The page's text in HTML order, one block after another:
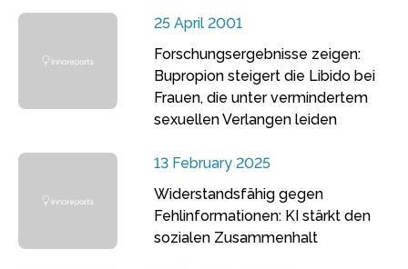
25 April 2001
Forschungsergebnisse zeigen:
Bupropion steigert die Libido bei
Frauen, die unter vermindertem
sexuellen Verlangen leiden
13 February 2025
Widerstandsfähig gegen
Fehlinformationen: KI stärkt den
sozialen Zusammenhalt